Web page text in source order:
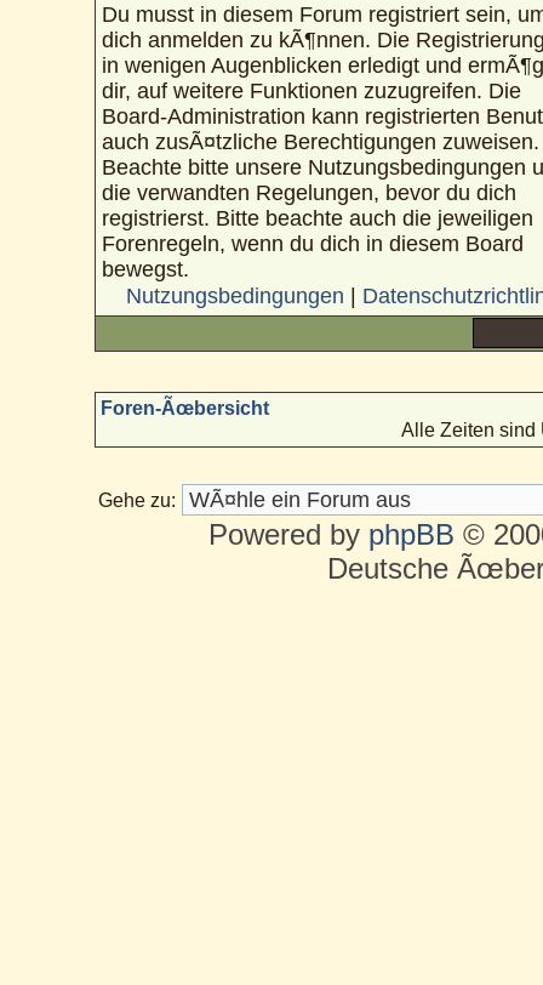
Du musst in diesem Forum registriert sein,
dich anmelden zu kÃ¶nnen. Die
in wenigen Augenblicken erledigt und
dir, auf weitere Funktionen zuzugreifen. Die
Board-Administration kann registrierten
auch zusÃ¤tzliche Berechtigungen zuweisen.
Beachte bitte unsere Nutzungsbedingungen
die verwandten Regelungen, bevor du dich
registrierst. Bitte beachte auch die jeweiligen
Forenregeln, wenn du dich in diesem Board
bewegst.
Nutzungsbedingungen |
Foren-Ãœbersicht
Alle Zeiten sind
Gehe zu:
Powered by phpBB ©
Deutsche